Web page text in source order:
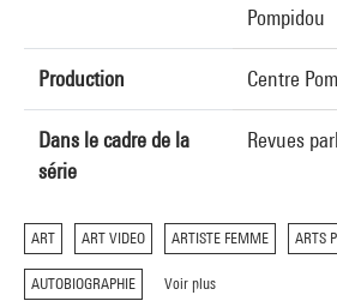
Pompidou
Production Centre
Dans le cadre de la
série
Revues
ART ART VIDEO ARTISTE FEMME ARTS
AUTOBIOGRAPHIE Voir plus